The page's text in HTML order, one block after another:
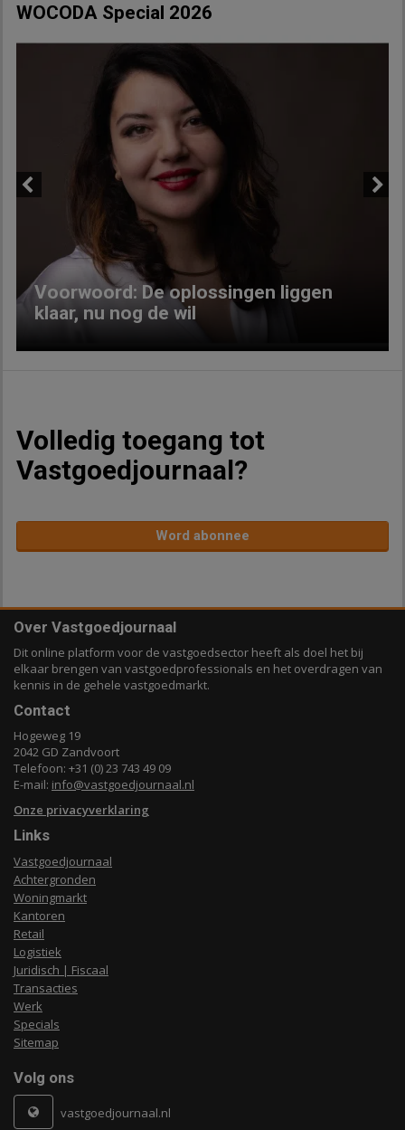
WOCODA Special 2026
Voorwoord: De oplossingen liggen
klaar, nu nog de wil
Volledig toegang tot
Vastgoedjournaal?
Word abonnee
Over Vastgoedjournaal
Dit online platform voor de vastgoedsector heeft als doel het bij
elkaar brengen van vastgoedprofessionals en het overdragen van
kennis in de gehele vastgoedmarkt.
Contact
Hogeweg 19
2042 GD Zandvoort
Telefoon: +31 (0) 23 743 49 09
E-mail: info@vastgoedjournaal.nl
Onze privacyverklaring
Links
Vastgoedjournaal
Achtergronden
Woningmarkt
Kantoren
Retail
Logistiek
Juridisch | Fiscaal
Transacties
Werk
Specials
Sitemap
Volg ons
vastgoedjournaal.nl